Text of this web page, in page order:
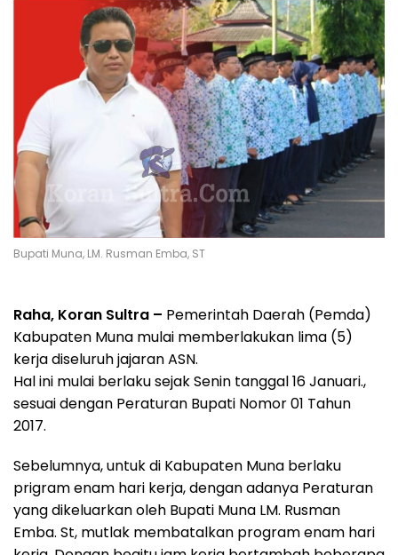
Bupati Muna, LM. Rusman Emba, ST
Raha, Koran Sultra – Pemerintah Daerah (Pemda)
Kabupaten Muna mulai memberlakukan lima (5)
kerja diseluruh jajaran ASN.
Hal ini mulai berlaku sejak Senin tanggal 16 Januari.,
sesuai dengan Peraturan Bupati Nomor 01 Tahun
2017.
Sebelumnya, untuk di Kabupaten Muna berlaku
prigram enam hari kerja, dengan adanya Peraturan
yang dikeluarkan oleh Bupati Muna LM. Rusman
Emba. St, mutlak membatalkan program enam hari